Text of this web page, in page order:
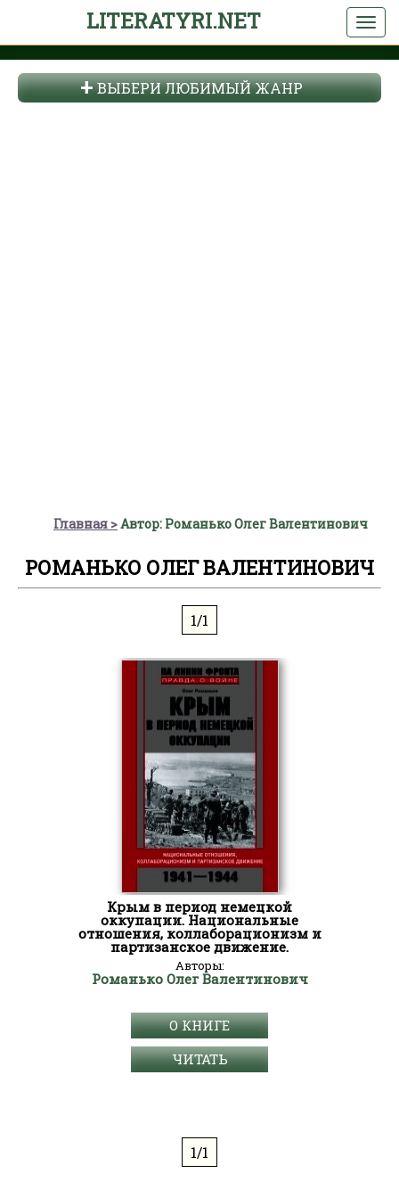
LITERATYRI.NET
ВЫБЕРИ ЛЮБИМЫЙ ЖАНР
Главная Автор: Романько Олег Валентинович
РОМАНЬКО ОЛЕГ ВАЛЕНТИНОВИЧ
1/1
Крым в период немецкой
оккупации. Национальные
отношения, коллаборационизм и
партизанское движение.
Авторы:
Романько Олег Валентинович
О КНИГЕ
ЧИТАТЬ
1/1